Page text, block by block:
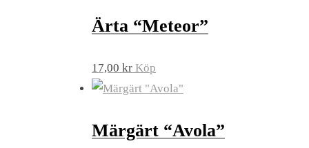
Ärta “Meteor”
17,00 kr Köp
Märgärt “Avola”